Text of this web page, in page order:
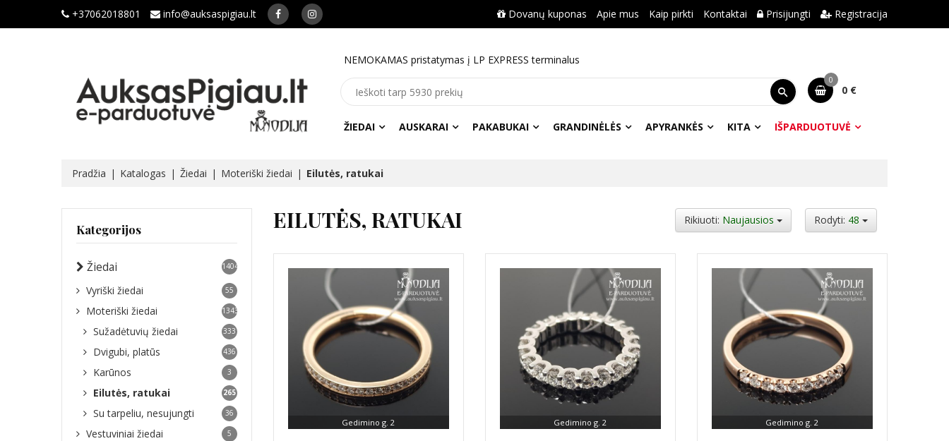
+37062018801 info@auksaspigiau.lt Dovanų kuponas Apie mus Kaip pirkti Kontaktai Prisijungti Registracija
NEMOKAMAS pristatymas į LP EXPRESS terminalus
0
0 €
ŽIEDAI AUSKARAI PAKABUKAI GRANDINĖLĖS APYRANKĖS KITA IŠPARDUOTUVĖ
Pradžia Katalogas Žiedai Moteriški žiedai Eilutės, ratukai
Kategorijos
Žiedai 1404
Vyriški žiedai 55
Moteriški žiedai 1343
Sužadėtuvių žiedai 333
Dvigubi, platūs 436
Karūnos 3
Eilutės, ratukai 265
Su tarpeliu, nesujungti 36
Vestuviniai žiedai 5
EILUTĖS, RATUKAI Rikiuoti: Naujausios Rodyti: 48
Gedimino g. 2 Gedimino g. 2 Gedimino g. 2